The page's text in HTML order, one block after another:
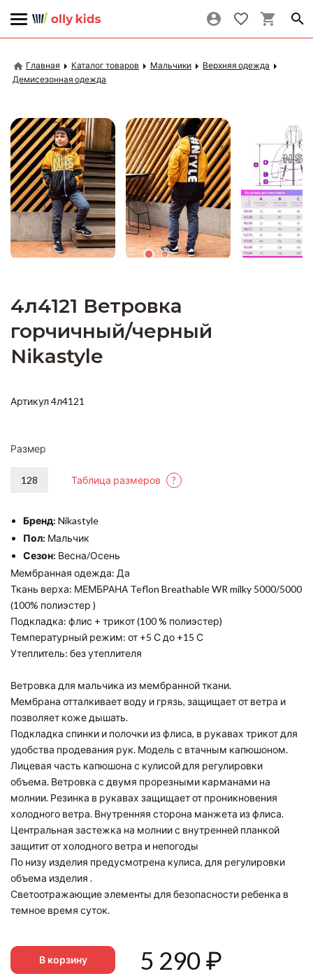
Главная Каталог товаров Мальчики
Верхняя одежда
Демисезонная одежда
4л4121 Ветровка
горчичный/черный
Nikastyle
Артикул 4л4121
Размер
128 Таблица размеров ?
Бренд: Nikastyle
Пол: Мальчик
Сезон: Весна/Осень
Мембранная одежда: Да
Ткань верха: МЕМБРАНА Teflon Breathable WR milky 5000/5000
(100% полиэстер )
Подкладка: флис + трикот (100 % полиэстер)
Температурный режим: от +5 С до +15 С
Утеплитель: без утеплителя
Ветровка для мальчика из мембранной ткани.
Мембрана отталкивает воду и грязь, защищает от ветра и
позволяет коже дышать.
Подкладка спинки и полочки из флиса, в рукавах трикот для
удобства продевания рук. Модель с втачным капюшоном.
Лицевая часть капюшона с кулисой для регулировки
объема. Ветровка с двумя прорезными карманами на
молнии. Резинка в рукавах защищает от проникновения
холодного ветра. Внутренняя сторона манжета из флиса.
Центральная застежка на молнии с внутренней планкой
защитит от холодного ветра и непогоды
По низу изделия предусмотрена кулиса, для регулировки
объема изделия .
Светоотражающие элементы для безопасности ребенка в
темное время суток.
В корзину 5 290₽